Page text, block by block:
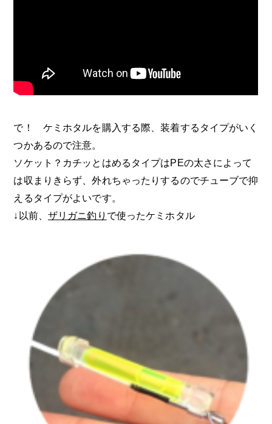
で！ ケミホタルを購入する際、装着するタイプがいく
つかあるので注意。
ソケット？カチッとはめるタイプはPEの太さによって
は収まりきらず、外れちゃったりするのでチューブで抑
えるタイプがよいです。
↓以前、 ザリガニ釣り で使ったケミホタル